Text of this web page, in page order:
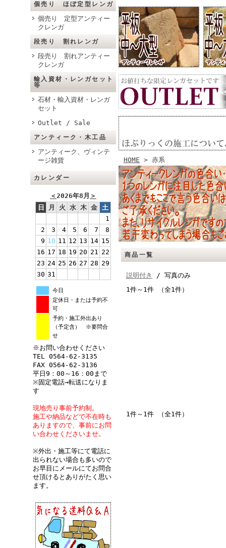
個売り ほぼ定型レンガ
個売り 定型アンティー
クレンガ
段売り 割れレンガ
段売り 割れアンティー
クレンガ
輸入資材・レンガセット
等
石材・輸入資材・レンガ
セット
Outlet / Sale
アンティーク・木工品
アンティーク、ヴィンテ
ージ雑貨
カレンダー
＜2026年8月 ＞
日
月 火 水 木 金 土
1
2
3 4 5 6 7
8
9 10 11 12 13 14 15
16 17 18 19 20 21 22
23 24 25 26 27 28 29
30 31
今日
定休日・または予約不
可
予約・施工外出あり
（予定含） ※要問合
せ
※お問い合わせください
TEL 0564-62-3135
FAX 0564-62-3136
平日9：00～16：00まで
※固定電話→転送になりま
す
現地売り事前予約制。
施工や納品などで不在時も
ありますので、事前にお問
い合わせくださいませ。
※外出・施工等にて電話に
出られない場合も多いので
お早目にメールにてお問合
せ頂けるとありがたく思い
ます。
HOME > 赤系
商品一覧
説明付き
/ 写真のみ
1件～1件 （全1件）
1件～1件 （全1件）